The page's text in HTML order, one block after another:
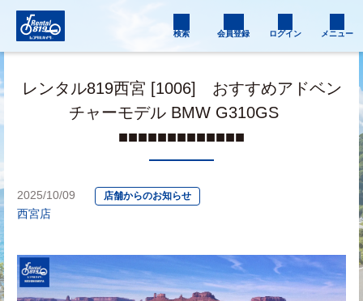
検索 会員登録 ログイン メニュー
レンタル819西宮 [1006] おすすめアドベン
チャーモデル BMW G310GS
■■■■■■■■■■■■■
2025/10/09 店舗からのお知らせ
西宮店